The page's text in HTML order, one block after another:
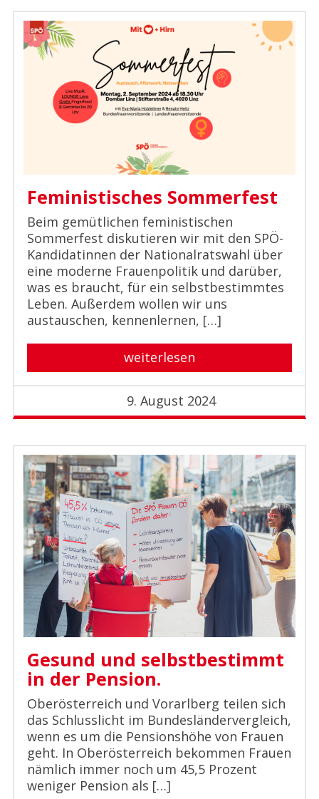
Feministisches Sommerfest
Beim gemütlichen feministischen
Sommerfest diskutieren wir mit den SPÖ-
Kandidatinnen der Nationalratswahl über
eine moderne Frauenpolitik und darüber,
was es braucht, für ein selbstbestimmtes
Leben. Außerdem wollen wir uns
austauschen, kennenlernen, […]
weiterlesen
9. August 2024
Gesund und selbstbestimmt
in der Pension.
Oberösterreich und Vorarlberg teilen sich
das Schlusslicht im Bundesländervergleich,
wenn es um die Pensionshöhe von Frauen
geht. In Oberösterreich bekommen Frauen
nämlich immer noch um 45,5 Prozent
weniger Pension als […]